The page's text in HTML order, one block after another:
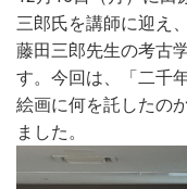
三郎氏を講師に迎え
藤田三郎先生の考古
す。今回は、「二千
絵画に何を託したの
ました。